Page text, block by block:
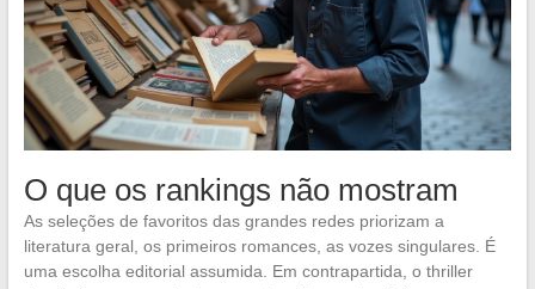
O que os rankings não mostram
As seleções de favoritos das grandes redes priorizam a
literatura geral, os primeiros romances, as vozes singulares. É
uma escolha editorial assumida. Em contrapartida, o thriller